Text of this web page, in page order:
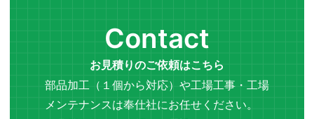
お見積りのご依頼はこちら
Contact
部品加工（１個から対応）や工場工事・工場
メンテナンスは奉仕社にお任せください。